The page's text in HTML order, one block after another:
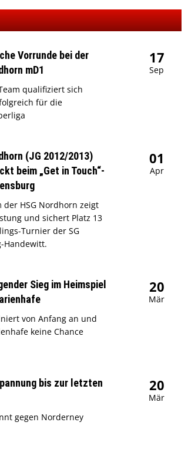
Vorrunde bei der
mD1
qualifiziert sich
für die
17
Sep
(JG 2012/2013)
beim „Get in Touch“-
der HSG Nordhorn zeigt
und sichert Platz 13
Turnier der SG
Handewitt.
01
Apr
Sieg im Heimspiel
von Anfang an und
keine Chance
20
Mär
bis zur letzten
gegen Norderney
20
Mär